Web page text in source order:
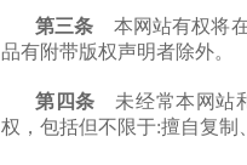
第三条
本网站有权将
品有附带版权声明者除外。
第四条
未经常本网站
权，包括但不限于:擅自复制